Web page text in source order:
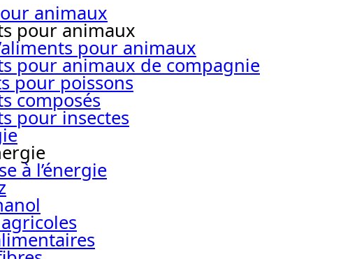
animaux
pour animaux
pour animaux
pour animaux de compagnie
pour poissons
composés
pour insectes
à l’énergie